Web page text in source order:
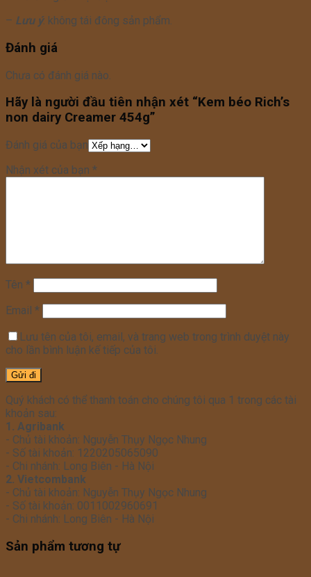
– Lưu ý: không tái đông sản phẩm.
Đánh giá
Chưa có đánh giá nào.
Hãy là người đầu tiên nhận xét “Kem béo Rich’s
non dairy Creamer 454g”
Đánh giá của bạn
Nhận xét của bạn *
Tên *
Email *
Lưu tên của tôi, email, và trang web trong trình duyệt này
cho lần bình luận kế tiếp của tôi.
Quý khách có thể thanh toán cho chúng tôi qua 1 trong các tài
khoản sau:
1. Agribank
- Chủ tài khoản: Nguyễn Thụy Ngọc Nhung
- Số tài khoản: 1220205065090
- Chi nhánh: Long Biên - Hà Nội
2. Vietcombank
- Chủ tài khoản: Nguyễn Thụy Ngọc Nhung
- Số tài khoản: 0011002960691
- Chi nhánh: Long Biên - Hà Nội
Sản phẩm tương tự